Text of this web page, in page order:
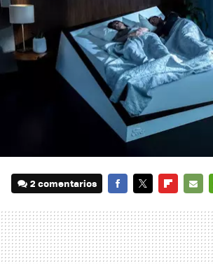
2 comentarios
MAIL